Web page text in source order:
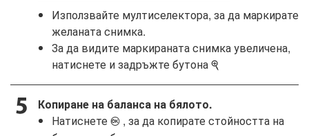
Използвайте мултиселектора, за да маркирате
желаната снимка.
За да видите маркираната снимка увеличена,
натиснете и задръжте бутона X
Копиране на баланса на бялото.
Натиснете J , за да копирате стойността на